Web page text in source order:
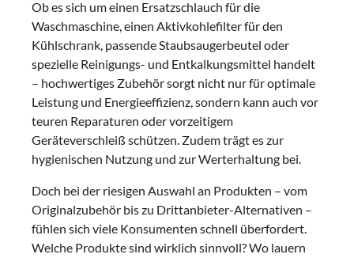
Ob es sich um einen Ersatzschlauch für die
Waschmaschine, einen Aktivkohlefilter für den
Kühlschrank, passende Staubsaugerbeutel oder
spezielle Reinigungs- und Entkalkungsmittel handelt
– hochwertiges Zubehör sorgt nicht nur für optimale
Leistung und Energieeffizienz, sondern kann auch vor
teuren Reparaturen oder vorzeitigem
Geräteverschleiß schützen. Zudem trägt es zur
hygienischen Nutzung und zur Werterhaltung bei.
Doch bei der riesigen Auswahl an Produkten – vom
Originalzubehör bis zu Drittanbieter-Alternativen –
fühlen sich viele Konsumenten schnell überfordert.
Welche Produkte sind wirklich sinnvoll? Wo lauern